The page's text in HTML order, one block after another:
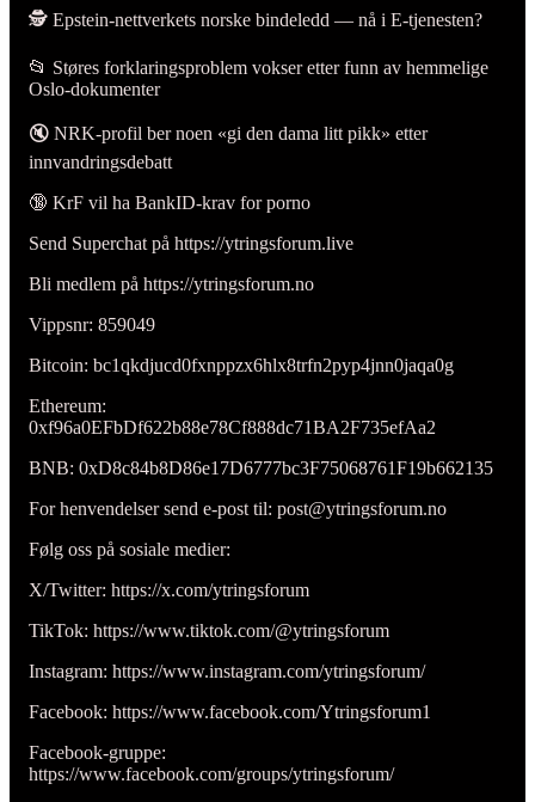
🕵️ Epstein-nettverkets norske bindeledd — nå i E-tjenesten?
📂 Støres forklaringsproblem vokser etter funn av hemmelige
Oslo-dokumenter
🔇 NRK-profil ber noen «gi den dama litt pikk» etter
innvandringsdebatt
🔞 KrF vil ha BankID-krav for porno
Send Superchat på https://ytringsforum.live
Bli medlem på https://ytringsforum.no
Vippsnr: 859049
Bitcoin: bc1qkdjucd0fxnppzx6hlx8trfn2pyp4jnn0jaqa0g
Ethereum:
0xf96a0EFbDf622b88e78Cf888dc71BA2F735efAa2
BNB: 0xD8c84b8D86e17D6777bc3F75068761F19b662135
For henvendelser send e-post til: post@ytringsforum.no
Følg oss på sosiale medier:
X/Twitter: https://x.com/ytringsforum
TikTok: https://www.tiktok.com/@ytringsforum
Instagram: https://www.instagram.com/ytringsforum/
Facebook: https://www.facebook.com/Ytringsforum1
Facebook-gruppe:
https://www.facebook.com/groups/ytringsforum/